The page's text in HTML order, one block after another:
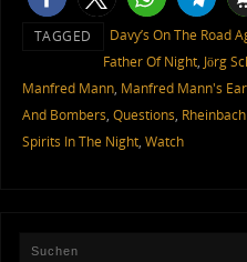
TAGGED Davy’s On The Road
Father Of Night, Jörg
Manfred Mann, Manfred Mann's
And Bombers, Questions,
Spirits In The Night, Watch